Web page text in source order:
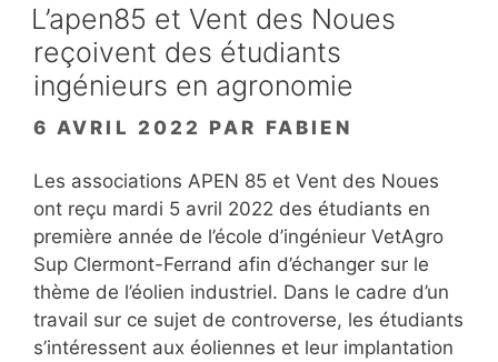
L’apen85 et Vent des Noues
reçoivent des étudiants
ingénieurs en agronomie
6 AVRIL 2022 PAR FABIEN
Les associations APEN 85 et Vent des Noues
ont reçu mardi 5 avril 2022 des étudiants en
première année de l’école d’ingénieur VetAgro
Sup Clermont-Ferrand afin d’échanger sur le
thème de l’éolien industriel. Dans le cadre d’un
travail sur ce sujet de controverse, les étudiants
s’intéressent aux éoliennes et leur implantation